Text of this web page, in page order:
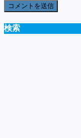
検索